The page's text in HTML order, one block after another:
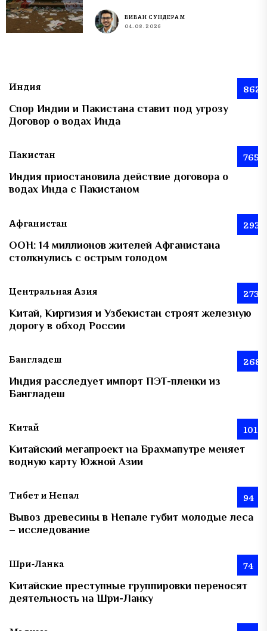
ВИВАН СУНДЕРАМ
04.08.2026
Индия 862
Спор Индии и Пакистана ставит под угрозу
Договор о водах Инда
Пакистан 765
Индия приостановила действие договора о
водах Инда с Пакистаном
Афганистан 293
ООН: 14 миллионов жителей Афганистана
столкнулись с острым голодом
Центральная Азия 273
Китай, Киргизия и Узбекистан строят железную
дорогу в обход России
Бангладеш 268
Индия расследует импорт ПЭТ-пленки из
Бангладеш
Китай 101
Китайский мегапроект на Брахмапутре меняет
водную карту Южной Азии
Тибет и Непал 94
Вывоз древесины в Непале губит молодые леса
– исследование
Шри-Ланка 74
Китайские преступные группировки переносят
деятельность на Шри-Ланку